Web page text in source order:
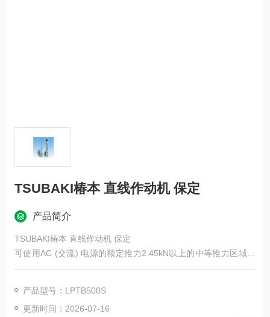
TSUBAKI椿本 直线作动机 保定
产品简介
TSUBAKI椿本 直线作动机 保定
可使用AC (交流) 电源的额定推力2.45kN以上的中等推力区域电
动气缸。具有负载保持能力的制动电机、实现低噪音的减速装
产品提供多种可选配置，适用于各种应用场景。标配可户外使用
（电机防护等级 IP55）。
产品型号：LPTB500S
更新时间：2026-07-16